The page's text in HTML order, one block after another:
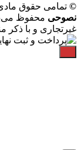
© تمامی حقوق
نصوحی محفوظ
غیرتجاری و با ذکر منبع